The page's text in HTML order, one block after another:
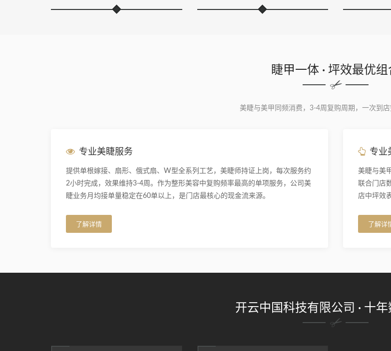
睫甲一体 · 坪效最优组
美睫与美甲同频消费，3-4周复购周期，一次到
专业美睫服务
提供单根嫁接、扇形、俄式扇、W型全系列工艺，美睫师持证上岗，每次服务约
2小时完成，效果维持3-4周。作为整形美容中复购频率最高的单项服务，公司美
睫业务月均接单量稳定在60单以上，是门店最核心的现金流来源。
了解详情
专业
美睫与美
联合门店
店中坪效
了解详
开云中国科技有限公司 · 十